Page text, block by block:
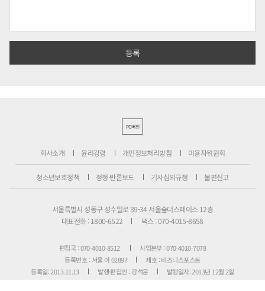
PC버전
회사소개 윤리강령 개인정보처리방침 이용자위원회
청소년보호정책 정정·반론보도 기사심의규정 불편신고
서울특별시 성동구 성수일로 39-34 서울숲더스페이스 12층
대표전화 : 1800-6522
팩스 : 070-4015-8658
편집국 : 070-4010-8512
사업본부 : 070-4010-7078
등록번호 : 서울 아 02897
제호 : 비즈니스포스트
등록일: 2013.11.13
발행·편집인 : 강석운
발행일자: 2013년 12월 2일